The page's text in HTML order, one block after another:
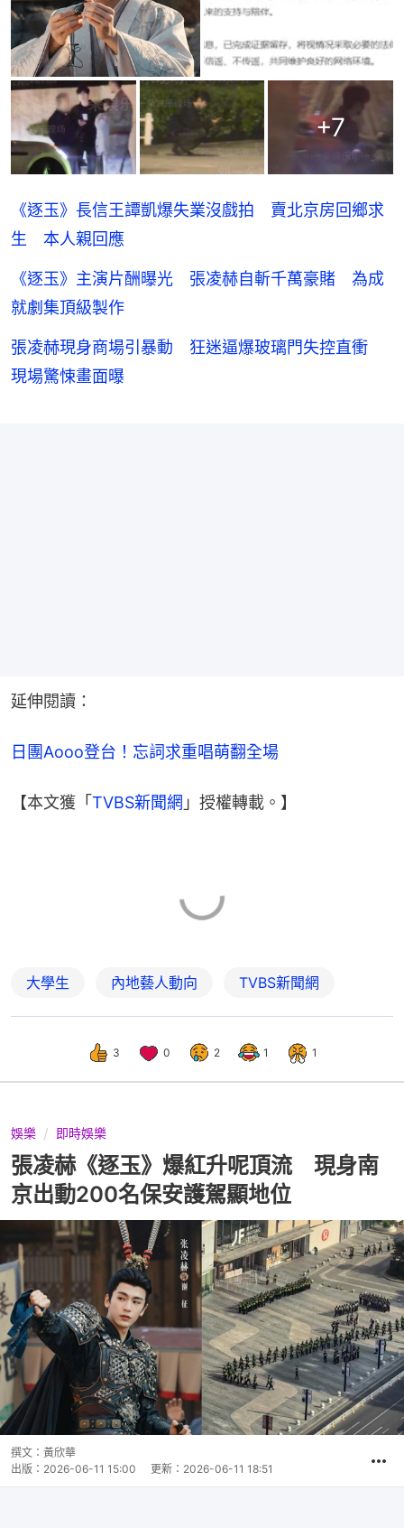
+7
《逐玉》長信王譚凱爆失業沒戲拍 賣北京房回鄉求
生 本人親回應
《逐玉》主演片酬曝光 張凌赫自斬千萬豪賭 為成
就劇集頂級製作
張凌赫現身商場引暴動 狂迷逼爆玻璃門失控直衝
現場驚悚畫面曝
延伸閱讀：
日團Aooo登台！忘詞求重唱萌翻全場
【本文獲「 TVBS新聞網 」授權轉載。】
大學生 內地藝人動向 TVBS新聞網
3 0 2 1 1
娛樂 即時娛樂
張凌赫《逐玉》爆紅升呢頂流 現身南
京出動200名保安護駕顯地位
撰文： 黃欣華
出版： 2026-06-11 15:00 更新： 2026-06-11 18:51